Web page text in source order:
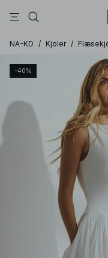
NA-KD / Kjoler /
-40%